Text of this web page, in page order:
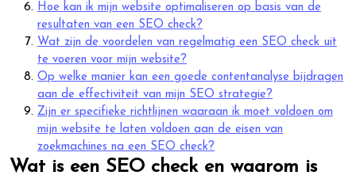
Hoe kan ik mijn website optimaliseren op basis van de
resultaten van een SEO check?
Wat zijn de voordelen van regelmatig een SEO check uit
te voeren voor mijn website?
Op welke manier kan een goede contentanalyse bijdragen
aan de effectiviteit van mijn SEO strategie?
Zijn er specifieke richtlijnen waaraan ik moet voldoen om
mijn website te laten voldoen aan de eisen van
zoekmachines na een SEO check?
Wat is een SEO check en waarom is